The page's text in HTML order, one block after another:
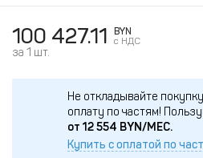
100 427.11
BYN
c НДС
за 1 шт.
Не откладывайте
оплату по частям!
от 12 554 BYN/МЕС.
Купить с оплатой по